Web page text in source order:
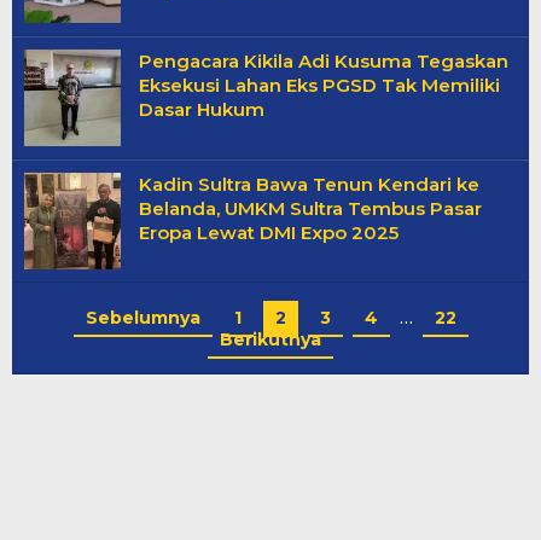
Pengacara Kikila Adi Kusuma Tegaskan
Eksekusi Lahan Eks PGSD Tak Memiliki
Dasar Hukum
Kadin Sultra Bawa Tenun Kendari ke
Belanda, UMKM Sultra Tembus Pasar
Eropa Lewat DMI Expo 2025
Sebelumnya 1 2 3 4 …
22
Berikutnya